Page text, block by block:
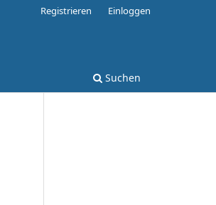
Suchen
Registrieren Einloggen